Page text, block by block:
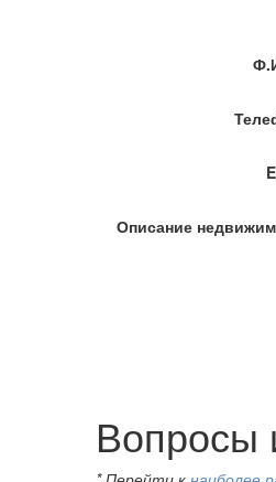
Описание
Вопросы